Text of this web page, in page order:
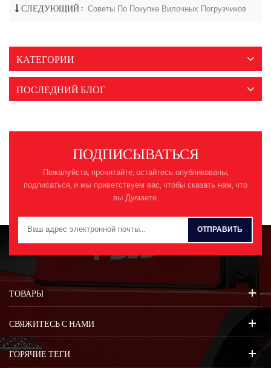
СЛЕДУЮЩИЙ : Советы По Покупке Вилочных Погрузчиков
КАТЕГОРИИ
ПОСЛЕДНИЙ БЛОГ
ПОДПИСЫВАТЬСЯ
Пожалуйста, прочитайте, остайтесь опубликованы,
подписаться, и мы приветствуем вас, чтобы сказать нам, что
вы Думаете.
ТОВАРЫ
СВЯЖИТЕСЬ С НАМИ
ГОРЯЧИЕ ТЕГИ